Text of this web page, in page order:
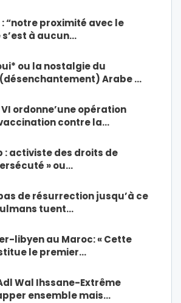
: “notre proximité avec le
s’est à aucun…
ou la nostalgie du
Arabe …
ordonne’une opération
contre la…
: activiste des droits de
» ou…
de résurrection jusqu’à ce
tuent…
libyen au Maroc: « Cette
le premier…
Wal Ihssane-Extrême
ensemble mais…